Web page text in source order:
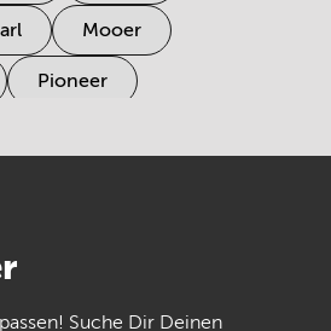
Mooer
Pioneer
Suche Dir Deinen